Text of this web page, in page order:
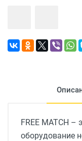
FREE MATCH –
оборудование